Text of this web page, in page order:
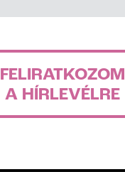
FELIRATKOZOM
A HÍRLEVÉLRE